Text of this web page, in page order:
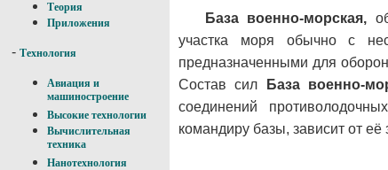
Теория
Приложения
- Технология
Авиация и
машиностроение
Высокие технологии
Вычислительная
техника
Нанотехнология
База военно-морская,
участка моря обычно с
предназначенными для
Состав сил
База военно-
соединений
командиру базы, зависит от её